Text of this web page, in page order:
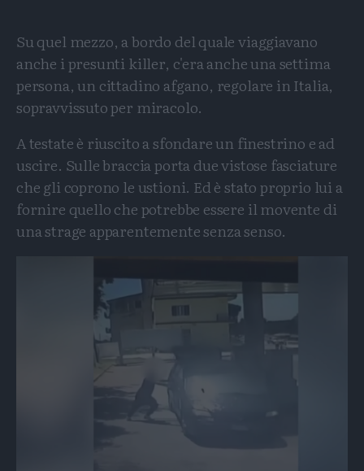
Su quel mezzo, a bordo del quale viaggiavano
anche i presunti killer, c'era anche una settima
persona, un cittadino afgano, regolare in Italia,
sopravvissuto per miracolo.
A testate è riuscito a sfondare un finestrino e ad
uscire. Sulle braccia porta due vistose fasciature
che gli coprono le ustioni. Ed è stato proprio lui a
fornire quello che potrebbe essere il movente di
una strage apparentemente senza senso.